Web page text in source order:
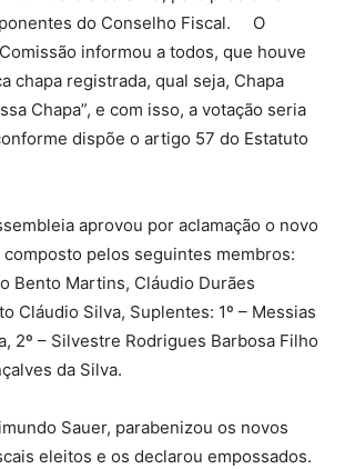
do Conselho Fiscal. O
informou a todos, que houve
chapa registrada, qual seja, Chapa
Chapa”, e com isso, a votação seria
dispõe o artigo 57 do Estatuto
aprovou por aclamação o novo
composto pelos seguintes membros:
Bento Martins, Cláudio Durães
Cláudio Silva, Suplentes: 1º – Messias
2º – Silvestre Rodrigues Barbosa Filho
da Silva.
Sauer, parabenizou os novos
eleitos e os declarou empossados.